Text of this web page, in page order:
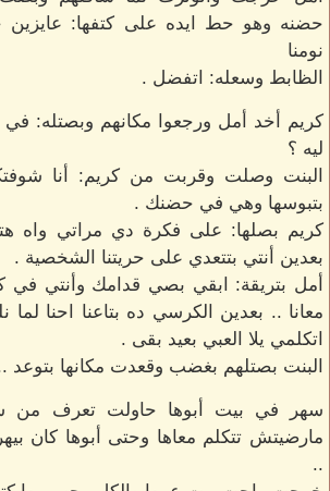
حضنه وهو حط ايده على كتفها: عايزين
نومنا
الظابط وسعله: اتفضل .
كريم أخد أمل ورجعوا مكانهم وبصتله: في
ليه ؟
البنت وصلت وقربت من كريم: أنا
بتبوسها وهي في حضنك .
كريم بصلها: على فكرة دي مراتي
بعدين أنتي بتتعدي على حريتنا الشخصية .
أمل بتريقة: ابقي بصي قدامك وأنتي
معانا .. بعدين الكرسي ده بتاعنا احنا
اتكلمي يلا العبي بعيد بقى .
البنت بصتلهم بغضب وقعدت مكانها بتوعد
سهر في بيت أبوها حاولت تعرف
مارضيتش تتكلم معاها وحتى أبوها كان
..